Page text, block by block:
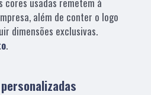
além de conter o logo
dimensões exclusivas.
.